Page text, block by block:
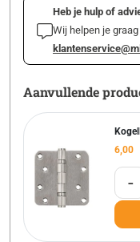
Heb je hulp of
Wij helpen je graag
Aanvullende
6,00
-